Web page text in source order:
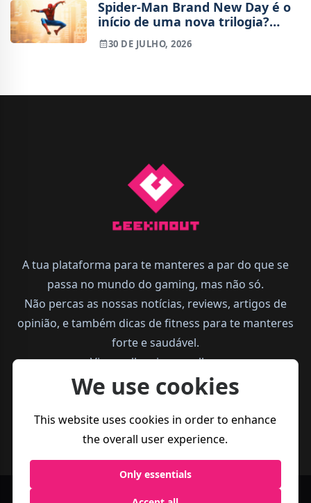
Spider-Man Brand New Day é o
início de uma nova trilogia?
Tudo o que sabemos sobre o
futuro do Peter Parker de Tom
30 DE JULHO, 2026
A tua plataforma para te manteres a par do que se
passa no mundo do gaming, mas não só.
Não percas as nossas notícias, reviews, artigos de
opinião, e também dicas de fitness para te manteres
forte e saudável.
Vive melhor, joga melhor.
We use cookies
This website uses cookies in order to enhance
the overall user experience.
Only essentials